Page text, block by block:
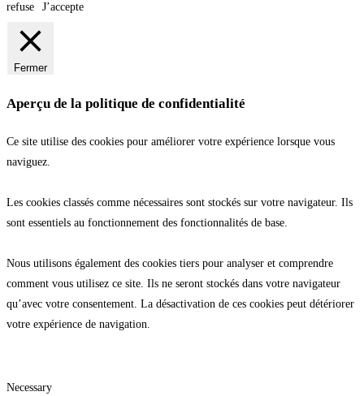
refuse
J’accepte
Fermer
Aperçu de la politique de confidentialité
Ce site utilise des cookies pour améliorer votre expérience lorsque vous
naviguez.
Les cookies classés comme nécessaires sont stockés sur votre navigateur. Ils
sont essentiels au fonctionnement des fonctionnalités de base.
Nous utilisons également des cookies tiers pour analyser et comprendre
comment vous utilisez ce site. Ils ne seront stockés dans votre navigateur
qu’avec votre consentement. La désactivation de ces cookies peut détériorer
votre expérience de navigation.
Necessary